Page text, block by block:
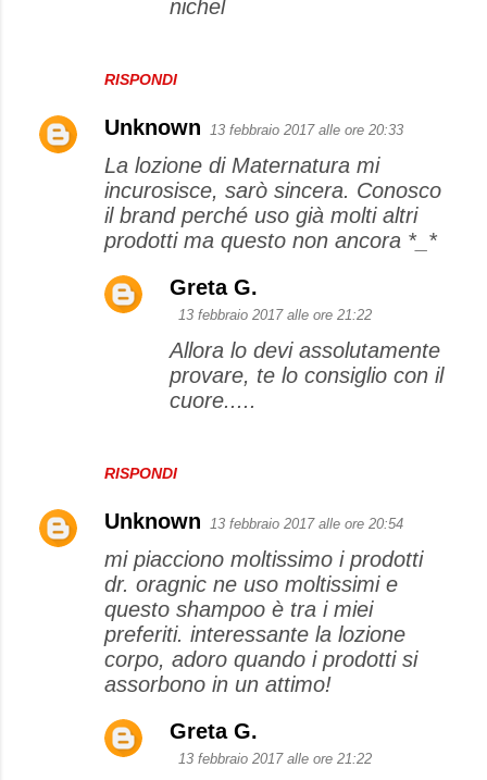
RISPONDI
nichel
Unknown 13 febbraio 2017 alle ore 20:33
La lozione di Maternatura mi
incurosisce, sarò sincera. Conosco
il brand perché uso già molti altri
prodotti ma questo non ancora *_*
RISPONDI
Greta G.
13 febbraio 2017 alle ore 21:22
Allora lo devi assolutamente
provare, te lo consiglio con il
cuore.....
Unknown 13 febbraio 2017 alle ore 20:54
mi piacciono moltissimo i prodotti
dr. oragnic ne uso moltissimi e
questo shampoo è tra i miei
preferiti. interessante la lozione
corpo, adoro quando i prodotti si
assorbono in un attimo!
Greta G.
13 febbraio 2017 alle ore 21:22